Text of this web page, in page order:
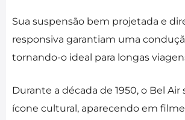
Sua suspensão bem projetada e
responsiva garantiam uma
tornando-o ideal para longas
Durante a década de 1950, o Bel
ícone cultural, aparecendo em